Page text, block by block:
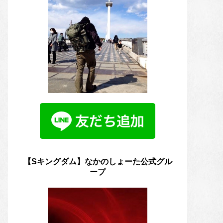
【Sキングダム】なかのしょーた公式グル
ープ